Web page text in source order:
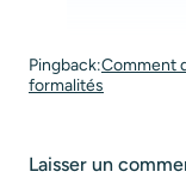
Pingback:Comment
formalités
Laisser un